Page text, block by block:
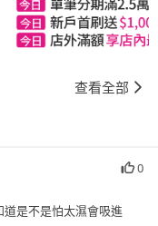
查看全部
0
是不是怕太濕會吸進